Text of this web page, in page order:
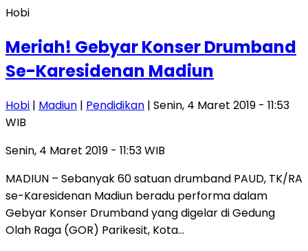
Hobi
Meriah! Gebyar Konser Drumband
Se-Karesidenan Madiun
Hobi | Madiun | Pendidikan | Senin, 4 Maret 2019 - 11:53
WIB
Senin, 4 Maret 2019 - 11:53 WIB
MADIUN – Sebanyak 60 satuan drumband PAUD, TK/RA
se-Karesidenan Madiun beradu performa dalam
Gebyar Konser Drumband yang digelar di Gedung
Olah Raga (GOR) Parikesit, Kota…